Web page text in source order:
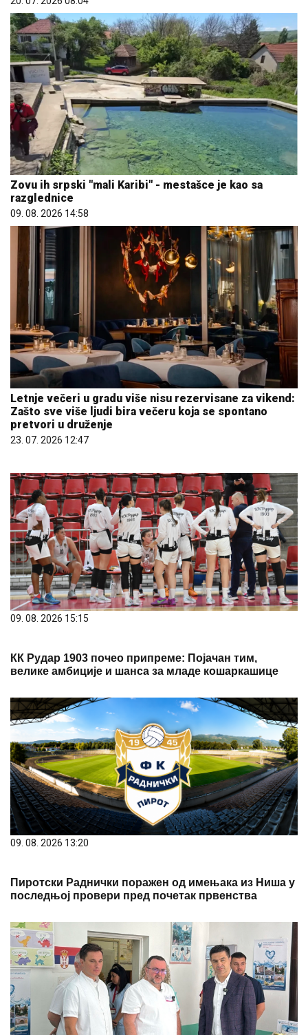
Zovu ih srpski "mali Karibi" - mestašce je kao sa
razglednice
09. 08. 2026 14:58
Letnje večeri u gradu više nisu rezervisane za vikend:
Zašto sve više ljudi bira večeru koja se spontano
pretvori u druženje
23. 07. 2026 12:47
09. 08. 2026 15:15
КК Рудар 1903 почео припреме: Појачан тим,
велике амбиције и шанса за младе кошаркашице
09. 08. 2026 13:20
Пиротски Раднички поражен од имењака из Ниша у
последњој провери пред почетак првенства